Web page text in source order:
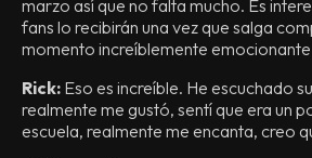
marzo así que no falta mucho. Es
fans lo recibirán una vez que salga
momento increíblemente
Rick: Eso es increíble. He escuchado
realmente me gustó, sentí que era un
escuela, realmente me encanta, creo